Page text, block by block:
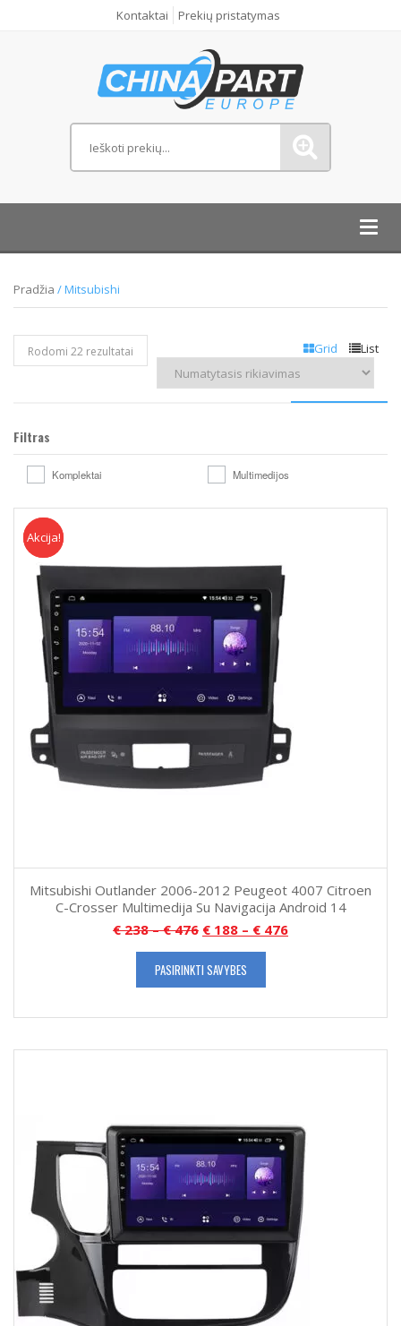
Kontaktai Prekių pristatymas
Pradžia / Mitsubishi
Grid List
Rodomi 22 rezultatai
Filtras
Komplektai Multimedijos
Akcija
Akcija!
Mitsubishi Outlander 2006-2012 Peugeot 4007 Citroen
C-Crosser Multimedija Su Navigacija Android 14
€238–€476 € 188 – € 476
PASIRINKTI SAVYBES